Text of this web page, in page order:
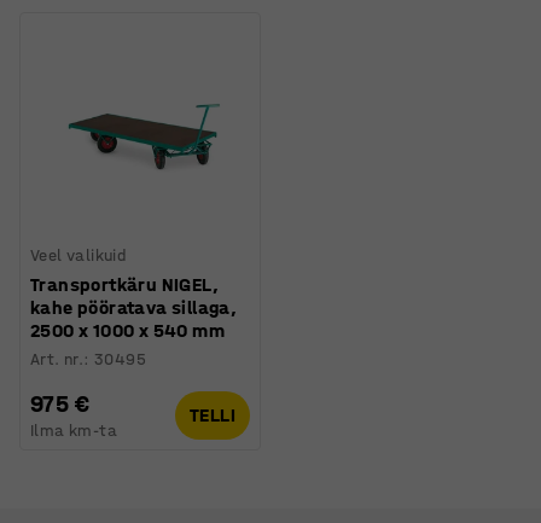
Veel valikuid
Transportkäru NIGEL,
kahe pööratava sillaga,
2500 x 1000 x 540 mm
Art. nr.: 30495
975 €
Ilma km-ta
TELLI